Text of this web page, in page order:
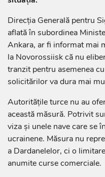
Direcția Generală pentru
aflată în subordinea
Ankara, ar fi informat mai
la Novorossiisk că nu
tranzit pentru asemenea
solicitărilor va dura mai
Autoritățile turce nu au
această măsură. Potrivit
viza și unele nave care se
ucrainene. Măsura nu
a Dardanelelor, ci o
anumite curse comerciale.